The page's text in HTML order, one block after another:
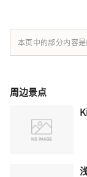
本页中的部分内容是
周边景点